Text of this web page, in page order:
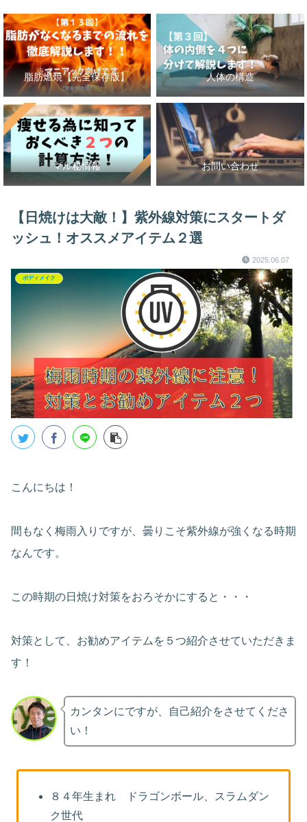
脂肪燃焼【完全保存版】 人体の構造
マル秘情報 お問い合わせ
【日焼けは大敵！】紫外線対策にスタートダ
ッシュ！オススメアイテム２選
2025.06.07
ボディメイク
こんにちは！
間もなく梅雨入りですが、曇りこそ紫外線が強くなる時期
なんです。
この時期の日焼け対策をおろそかにすると・・・
対策として、お勧めアイテムを５つ紹介させていただきま
す！
カンタンにですが、自己紹介をさせてくださ
い！
８４年生まれ ドラゴンボール、スラムダン
ク世代